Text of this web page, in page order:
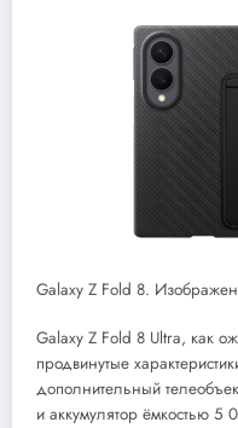
Galaxy Z Fold 8.
Galaxy Z Fold 8 Ultra, как
продвинутые
дополнительный
и аккумулятор ёмкостью 5